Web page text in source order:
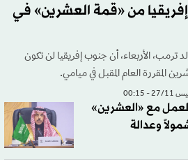
من «قمة العشرين» في
ترمب، الأربعاء، أن جنوب إفريقيا لن تكون
المقررة العام المقبل في ميامي.
11 - 00:15
مع «العشرين»
وعدالة